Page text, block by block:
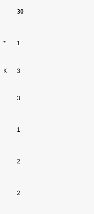
30
* 1
К 3
3
1
2
2